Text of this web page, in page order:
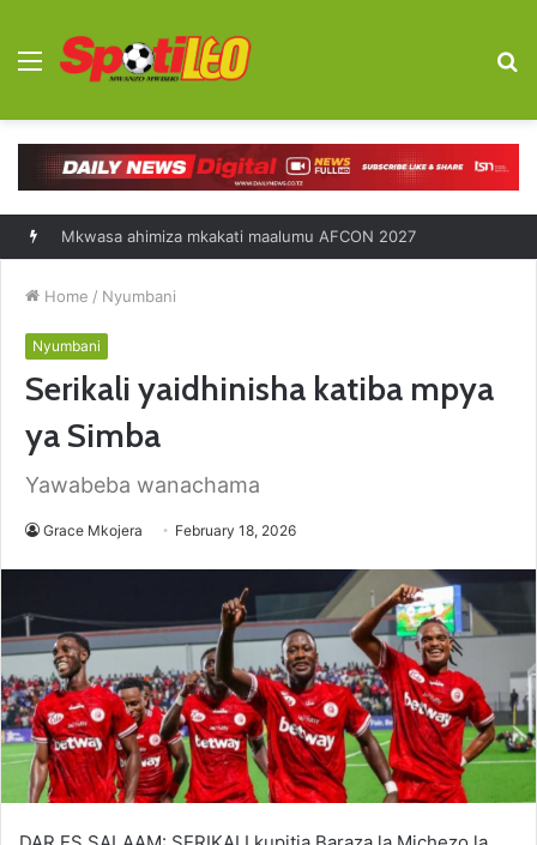
Menu
Mkwasa ahimiza mkakati maalumu AFCON 2027
Home / Nyumbani
Nyumbani
Serikali yaidhinisha katiba mpya
ya Simba
Yawabeba wanachama
Grace Mkojera February 18, 2026